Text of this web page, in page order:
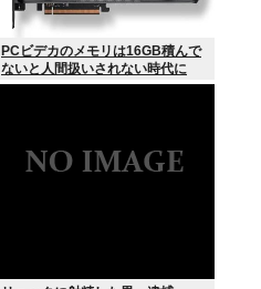
PCビデカのメモリは16GB積んで
ないと人間扱いされない時代に